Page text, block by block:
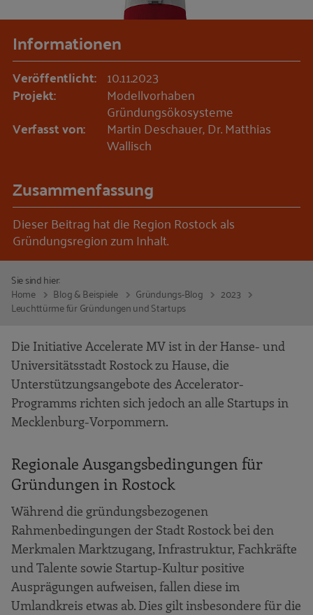
Informationen
Veröffentlicht: 10.11.2023
Projekt: Modellvorhaben
Gründungsökosysteme
Verfasst von: Martin Deschauer, Dr. Matthias
Wallisch
Zusammenfassung
Dieser Beitrag hat die Region Rostock als
Gründungsregion zum Inhalt.
Sie sind hier:
Home
Blog & Beispiele Gründungs-Blog
2023
Leuchttürme für Gründungen und Startups
Die Initiative Accelerate MV ist in der Hanse- und
Universitätsstadt Rostock zu Hause, die
Unterstützungsangebote des Accelerator-
Programms richten sich jedoch an alle Startups in
Mecklenburg-Vorpommern.
Regionale Ausgangsbedingungen für
Gründungen in Rostock
Während die gründungsbezogenen
Rahmenbedingungen der Stadt Rostock bei den
Merkmalen Marktzugang, Infrastruktur, Fachkräfte
und Talente sowie Startup-Kultur positive
Ausprägungen aufweisen, fallen diese im
Umlandkreis etwas ab. Dies gilt insbesondere für die